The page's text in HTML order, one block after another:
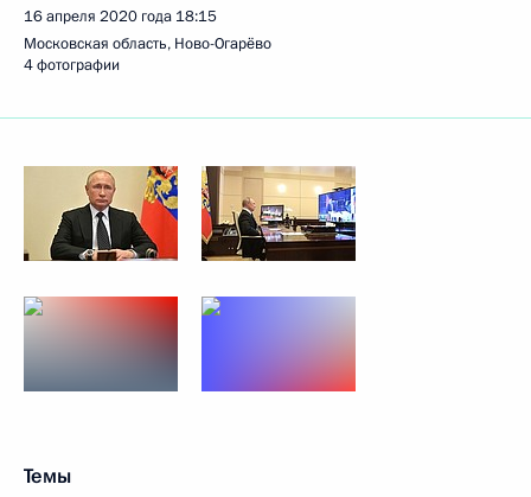
16 апреля 2020 года 18:15
Московская область, Ново-Огарёво
4 фотографии
Темы